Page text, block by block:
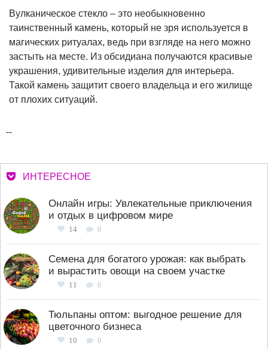
Вулканическое стекло – это необыкновенно
таинственный камень, который не зря используется в
магических ритуалах, ведь при взгляде на него можно
застыть на месте. Из обсидиана получаются красивые
украшения, удивительные изделия для интерьера.
Такой камень защитит своего владельца и его жилище
от плохих ситуаций.
--
ИНТЕРЕСНОЕ
Онлайн игры: Увлекательные приключения
и отдых в цифровом мире
14 0
Семена для богатого урожая: как выбрать
и вырастить овощи на своем участке
11 0
Тюльпаны оптом: выгодное решение для
цветочного бизнеса
10 0